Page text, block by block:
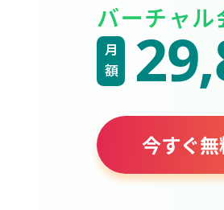
バーチャル
月額
今すぐ